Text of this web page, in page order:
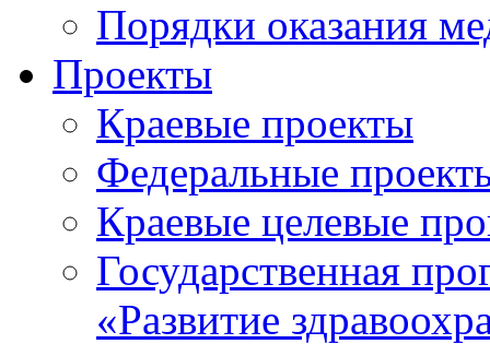
Порядки оказания
Проекты
Краевые проекты
Федеральные
Краевые целевые
Государственная
«Развитие